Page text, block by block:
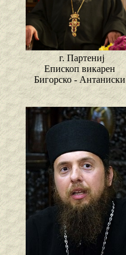
г. Партениј
Епископ викарен
Бигорско - Антаниски